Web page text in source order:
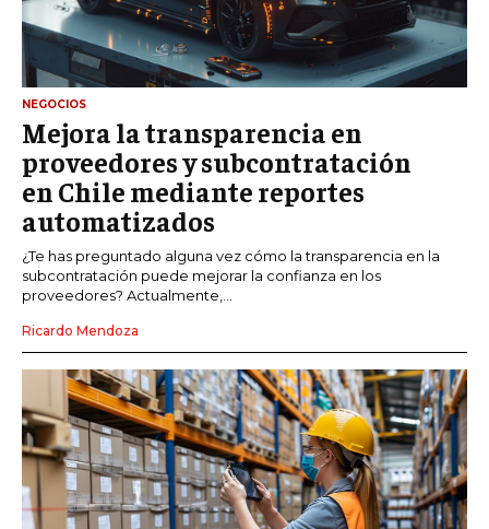
NEGOCIOS
Mejora la transparencia en
proveedores y subcontratación
en Chile mediante reportes
automatizados
¿Te has preguntado alguna vez cómo la transparencia en la
subcontratación puede mejorar la confianza en los
proveedores? Actualmente,...
Ricardo Mendoza